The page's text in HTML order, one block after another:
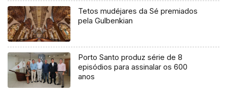
Tetos mudéjares da Sé premiados
pela Gulbenkian
Porto Santo produz série de 8
episódios para assinalar os 600
anos